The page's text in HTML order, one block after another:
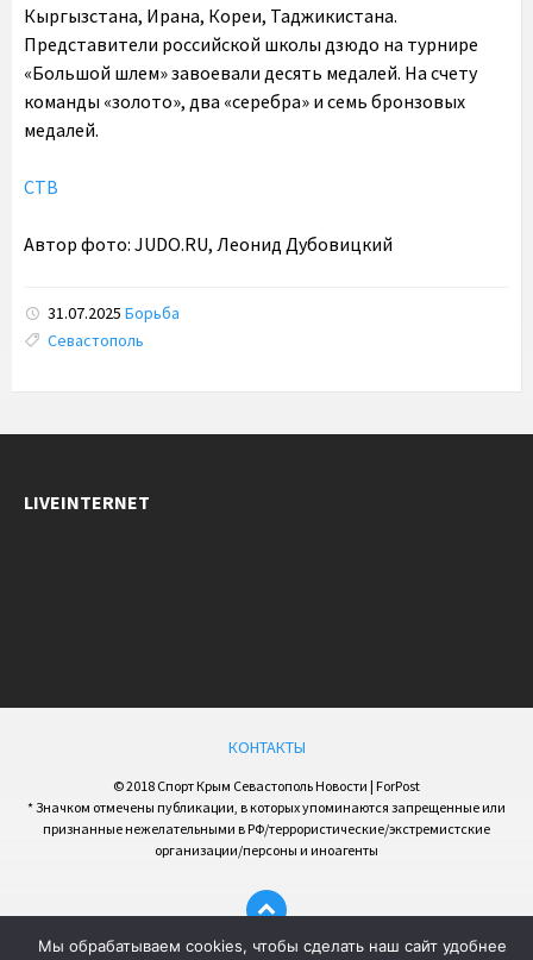
Кыргызстана, Ирана, Кореи, Таджикистана.
Представители российской школы дзюдо на турнире
«Большой шлем» завоевали десять медалей. На счету
команды «золото», два «серебра» и семь бронзовых
медалей.
СТВ
Автор фото: JUDO.RU, Леонид Дубовицкий
31.07.2025 Борьба
Tags:
Севастополь
LIVEINTERNET
КОНТАКТЫ
© 2018 Спорт Крым Севастополь Новости | ForPost
* Значком отмечены публикации, в которых упоминаются запрещенные или
признанные нежелательными в РФ/террористические/экстремистские
организации/персоны и иноагенты
Мы обрабатываем cookies, чтобы сделать наш сайт удобнее